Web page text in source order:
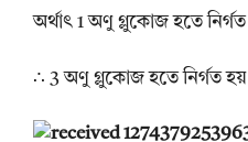
অর্থাৎ 1 অণু গ্লুকোজ হতে
∴ 3 অণু গ্লুকোজ হতে নির্গত